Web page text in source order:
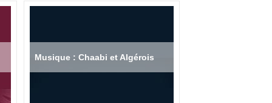
Musique : Chaabi et Algérois